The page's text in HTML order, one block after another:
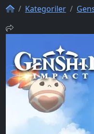
Kategoriler